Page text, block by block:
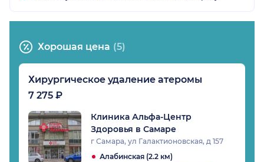
Хорошая цена (5)
Хирургическое удаление атеромы
7 275 ₽
Клиника Альфа-Центр
Здоровья в Самаре
г Самара, ул Галактионовская, д 157
Алабинская (2.2 км)